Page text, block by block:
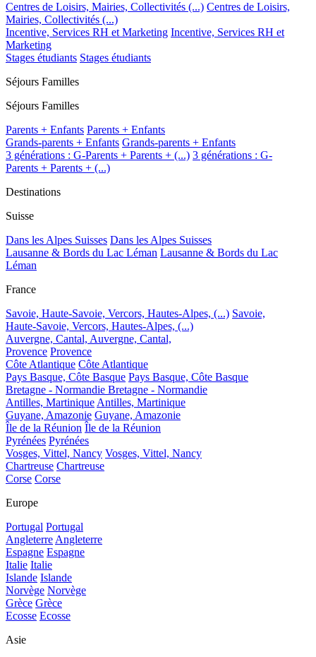
Centres de Loisirs, Mairies, Collectivités (...) Centres de Loisirs,
Mairies, Collectivités (...)
Incentive, Services RH et Marketing Incentive, Services RH et
Marketing
Stages étudiants Stages étudiants
Séjours Familles
Séjours Familles
Parents + Enfants Parents + Enfants
Grands-parents + Enfants Grands-parents + Enfants
3 générations : G-Parents + Parents + (...) 3 générations : G-
Parents + Parents + (...)
Destinations
Suisse
Dans les Alpes Suisses Dans les Alpes Suisses
Lausanne & Bords du Lac Léman Lausanne & Bords du Lac
Léman
France
Savoie, Haute-Savoie, Vercors, Hautes-Alpes, (...) Savoie,
Haute-Savoie, Vercors, Hautes-Alpes, (...)
Auvergne, Cantal, Auvergne, Cantal,
Provence Provence
Côte Atlantique Côte Atlantique
Pays Basque, Côte Basque Pays Basque, Côte Basque
Bretagne - Normandie Bretagne - Normandie
Antilles, MartiniqueAntilles, Martinique
Guyane, Amazonie Guyane, Amazonie
Île de la Réunion Île de la Réunion
Pyrénées Pyrénées
Vosges, Vittel, Nancy Vosges, Vittel, Nancy
Chartreuse Chartreuse
Corse Corse
Europe
Portugal Portugal
AngleterreAngleterre
Espagne Espagne
Italie Italie
Islande Islande
Norvège Norvège
Grèce Grèce
Ecosse Ecosse
Asie